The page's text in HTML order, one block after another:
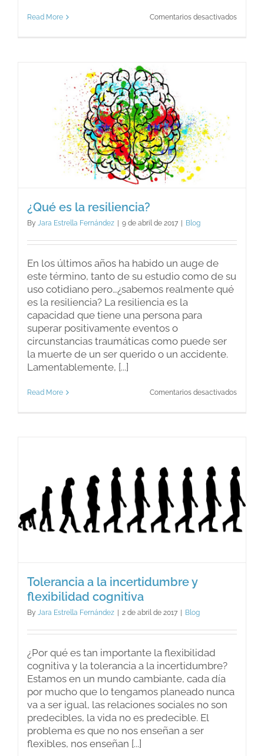
Read More Comentarios desactivadosen
¿Qué es la resiliencia?
By Jara Estrella Fernández | 9 de abril de 2017 | Blog
En los últimos años ha habido un auge de
este término, tanto de su estudio como de su
uso cotidiano pero…¿sabemos realmente qué
es la resiliencia? La resiliencia es la
capacidad que tiene una persona para
superar positivamente eventos o
circunstancias traumáticas como puede ser
la muerte de un ser querido o un accidente.
Lamentablemente, [...]
Read More Comentarios desactivadosen
Tolerancia a la incertidumbre y
flexibilidad cognitiva
By Jara Estrella Fernández | 2 de abril de 2017 | Blog
¿Por qué es tan importante la flexibilidad
cognitiva y la tolerancia a la incertidumbre?
Estamos en un mundo cambiante, cada día
por mucho que lo tengamos planeado nunca
va a ser igual, las relaciones sociales no son
predecibles, la vida no es predecible. El
problema es que no nos enseñan a ser
flexibles, nos enseñan [...]